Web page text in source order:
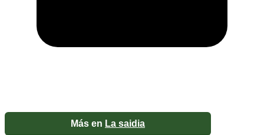
Más en La saidia